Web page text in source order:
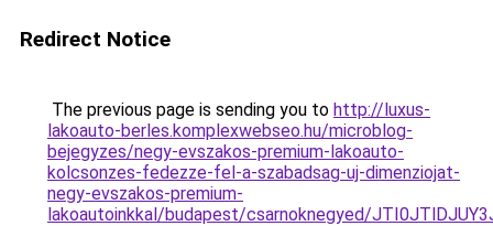
Redirect Notice
The previous page is sending you to http://luxus-
lakoauto-berles.komplexwebseo.hu/microblog-
bejegyzes/negy-evszakos-premium-lakoauto-
kolcsonzes-fedezze-fel-a-szabadsag-uj-dimenziojat-
negy-evszakos-premium-
lakoautoinkkal/budapest/csarnoknegyed/